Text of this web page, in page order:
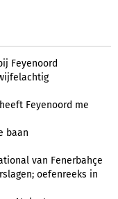
Feyenoord
Feyenoord me
baan
van Fenerbahçe
oefenreeks in